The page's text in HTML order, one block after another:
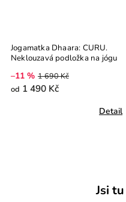
Jogamatka Dhaara: CURU.
Neklouzavá podložka na jógu
–11 % 1 690 Kč
od 1 490 Kč
Detail
Jsi